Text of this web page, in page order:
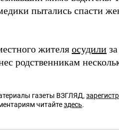
пытались спасти
жителя осудили
родственникам
газеты ВЗГЛЯД,
читайтездесь.